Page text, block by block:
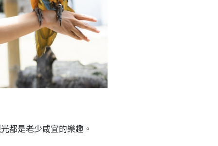
都是老少咸宜的樂趣。